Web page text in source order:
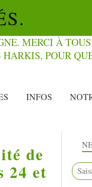
INFOS
de
24 et